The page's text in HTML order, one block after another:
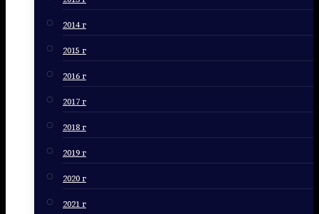
2014 г
2015 г
2016 г
2017 г
2018 г
2019 г
2020 г
2021 г